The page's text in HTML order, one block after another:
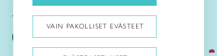
Taitoliitto: Taito-lehti:
VAIN PAKOLLISET EVÄSTEET